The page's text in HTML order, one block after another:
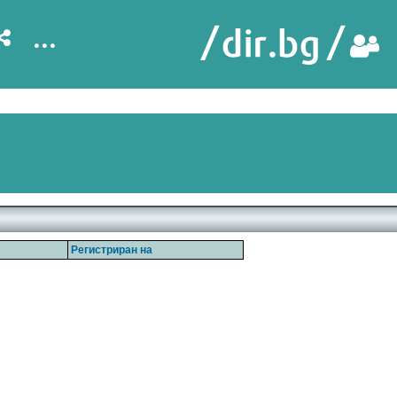
...
Регистриран на